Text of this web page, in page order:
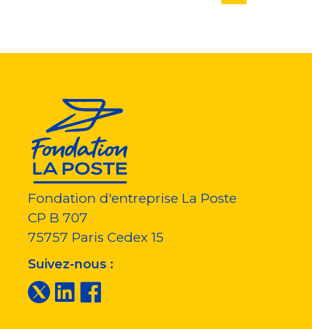
Fondation d'entreprise La Poste
CP B 707
75757 Paris Cedex 15
Suivez-nous :